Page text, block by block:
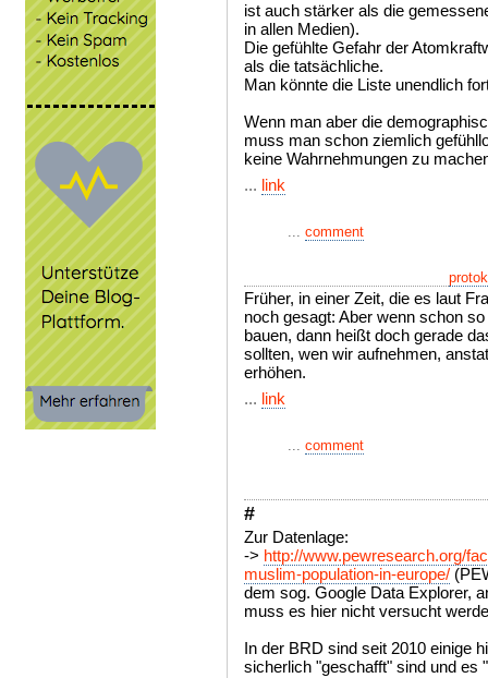
ist auch stärker als die
in allen Medien).
Die gefühlte Gefahr der
als die tatsächliche.
Man könnte die Liste unendlich
Wenn man aber die
muss man schon ziemlich
keine Wahrnehmungen zu
... link
... comment
Früher, in einer Zeit, die es laut
noch gesagt: Aber wenn schon
bauen, dann heißt doch gerade
sollten, wen wir aufnehmen,
erhöhen.
... link
... comment
#
Zur Datenlage:
-> http://www.pewresearch.org/
muslim-population-in-europe/
dem sog. Google Data Explorer,
muss es hier nicht versucht
In der BRD sind seit 2010 einige
sicherlich "geschafft" sind und es